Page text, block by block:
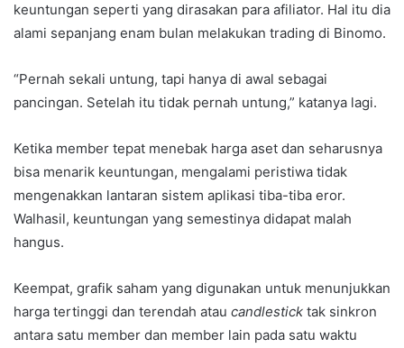
keuntungan seperti yang dirasakan para afiliator. Hal itu dia
alami sepanjang enam bulan melakukan trading di Binomo.
“Pernah sekali untung, tapi hanya di awal sebagai
pancingan. Setelah itu tidak pernah untung,” katanya lagi.
Ketika member tepat menebak harga aset dan seharusnya
bisa menarik keuntungan, mengalami peristiwa tidak
mengenakkan lantaran sistem aplikasi tiba-tiba eror.
Walhasil, keuntungan yang semestinya didapat malah
hangus.
Keempat, grafik saham yang digunakan untuk menunjukkan
harga tertinggi dan terendah atau candlestick tak sinkron
antara satu member dan member lain pada satu waktu